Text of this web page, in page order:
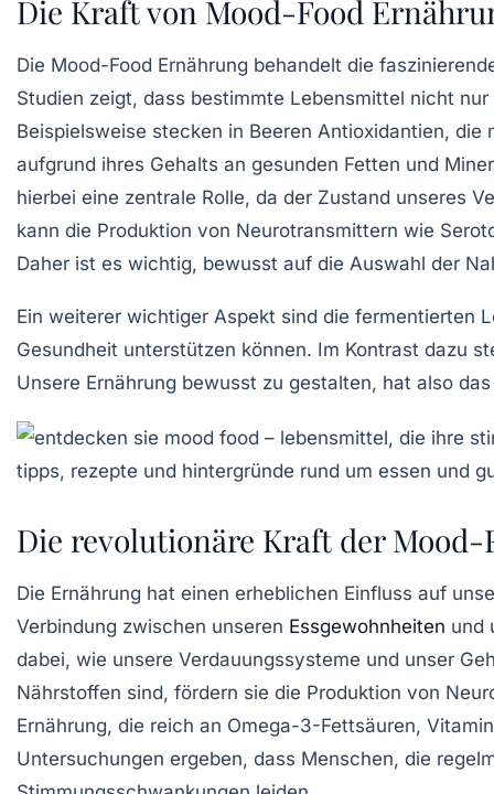
Die Kraft von Mood-Food
Die Mood-Food Ernährung behandelt die
Studien zeigt, dass bestimmte Lebensmittel nicht
Beispielsweise stecken in Beeren Antioxidantien, die
aufgrund ihres Gehalts an gesunden Fetten und
hierbei eine zentrale Rolle, da der Zustand unseres
kann die Produktion von Neurotransmittern wie
Daher ist es wichtig, bewusst auf die Auswahl der
Ein weiterer wichtiger Aspekt sind die fermentierten
Gesundheit unterstützen können. Im Kontrast dazu
Unsere Ernährung bewusst zu gestalten, hat also
Die revolutionäre Kraft der
Die Ernährung hat einen erheblichen Einfluss auf
Verbindung zwischen unseren Essgewohnheiten und
dabei, wie unsere Verdauungssysteme und unser
Nährstoffen sind, fördern sie die Produktion von
Ernährung, die reich an Omega-3-Fettsäuren,
Untersuchungen ergeben, dass Menschen, die